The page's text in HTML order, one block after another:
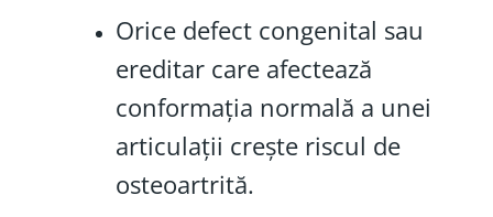
Orice defect congenital sau
ereditar care afectează
conformația normală a unei
articulații crește riscul de
osteoartrită.